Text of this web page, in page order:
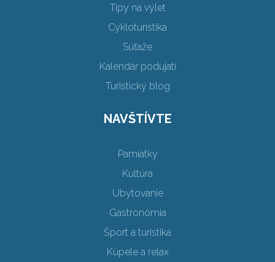
Tipy na výlet
Cykloturistika
Súťaže
Kalendár podujatí
Turistický blog
NAVŠTÍVTE
Pamiatky
Kultúra
Ubytovanie
Gastronómia
Šport a turistika
Kúpele a relax